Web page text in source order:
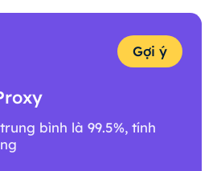
Gợi ý
bình là 99.5%, tính